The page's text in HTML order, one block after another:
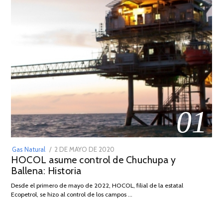
01
Gas Natural
POSTED
ON
2 DE MAYO DE 2020
DE
2026
HOCOL asume control de Chuchupa y
Ballena: Historia
Desde el primero de mayo de 2022, HOCOL, filial de la estatal
Ecopetrol, se hizo al control de los campos …